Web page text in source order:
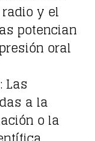
y el
potencian
oral
: Las
a la
o la